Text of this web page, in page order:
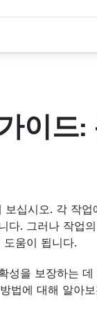
이드:
십시오. 각 작
. 그러나 작업
움이 됩니다.
을 보장하는
법에 대해 알아